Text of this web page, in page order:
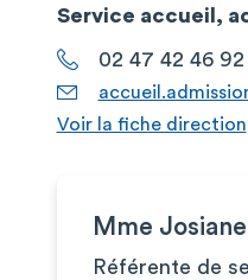
Service accueil,
02 47 42 46 92
Voir la fiche direction
Mme
Référente de